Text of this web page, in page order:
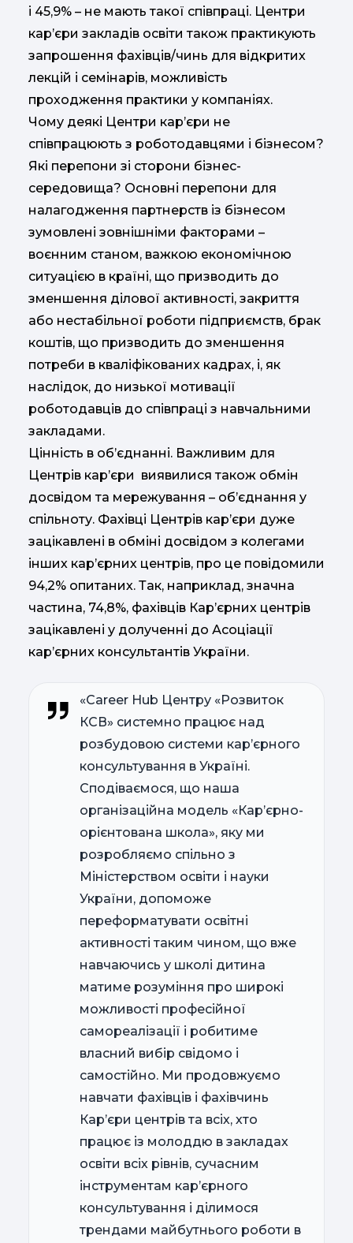
і 45,9% – не мають такої співпраці. Центри
кар’єри закладів освіти також практикують
запрошення фахівців/чинь для відкритих
лекцій і семінарів, можливість
проходження практики у компаніях.
Чому деякі Центри кар’єри не
співпрацюють з роботодавцями і бізнесом?
Які перепони зі сторони бізнес-
середовища? Основні перепони для
налагодження партнерств із бізнесом
зумовлені зовнішніми факторами –
воєнним станом, важкою економічною
ситуацією в країні, що призводить до
зменшення ділової активності, закриття
або нестабільної роботи підприємств, брак
коштів, що призводить до зменшення
потреби в кваліфікованих кадрах, і, як
наслідок, до низької мотивації
роботодавців до співпраці з навчальними
закладами.
Цінність в об’єднанні. Важливим для
Центрів кар’єри виявилися також обмін
досвідом та мережування – об’єднання у
спільноту. Фахівці Центрів кар’єри дуже
зацікавлені в обміні досвідом з колегами
інших кар’єрних центрів, про це повідомили
94,2% опитаних. Так, наприклад, значна
частина, 74,8%, фахівців Кар’єрних центрів
зацікавлені у долученні до Асоціації
кар’єрних консультантів України.
«Сareer Hub Центру «Розвиток
КСВ» системно працює над
розбудовою системи кар’єрного
консультування в Україні.
Сподіваємося, що наша
організаційна модель «Кар’єрно-
орієнтована школа», яку ми
розробляємо спільно з
Міністерством освіти і науки
України, допоможе
переформатувати освітні
активності таким чином, що вже
навчаючись у школі дитина
матиме розуміння про широкі
можливості професійної
самореалізації і робитиме
власний вибір свідомо і
самостійно. Ми продовжуємо
навчати фахівців і фахівчинь
Кар’єри центрів та всіх, хто
працює із молоддю в закладах
освіти всіх рівнів, сучасним
інструментам кар’єрного
консультування і ділимося
трендами майбутнього роботи в